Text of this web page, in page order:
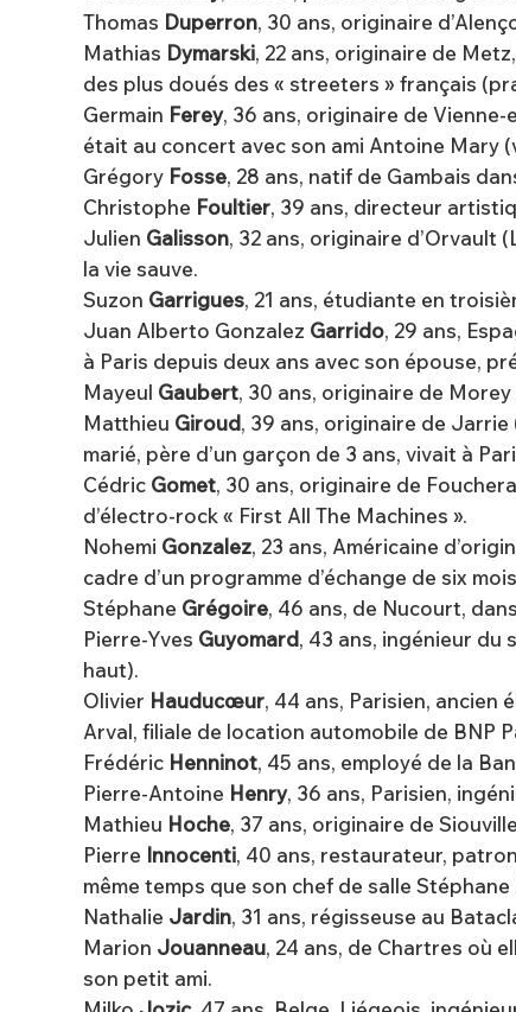
Thomas Duperron, 30 ans, originaire
Mathias Dymarski, 22 ans, originaire de
des plus doués des « streeters » français
Germain Ferey, 36 ans, originaire de
était au concert avec son ami Antoine Mary
Grégory Fosse, 28 ans, natif de Gambais
Christophe Foultier, 39 ans, directeur
Julien Galisson, 32 ans, originaire d’Orvault
la vie sauve.
Suzon Garrigues, 21 ans, étudiante en
Juan Alberto Gonzalez Garrido, 29 ans,
à Paris depuis deux ans avec son épouse,
Mayeul Gaubert, 30 ans, originaire de
Matthieu Giroud, 39 ans, originaire de Jarrie
marié, père d’un garçon de 3 ans, vivait à
Cédric Gomet, 30 ans, originaire de
d’électro-rock « First All The Machines ».
Nohemi Gonzalez, 23 ans, Américaine
cadre d’un programme d’échange de six
Stéphane Grégoire, 46 ans, de Nucourt,
Pierre-Yves Guyomard, 43 ans, ingénieur du
haut).
Olivier Hauducœur, 44 ans, Parisien, ancien
Arval, filiale de location automobile de BNP
Frédéric Henninot, 45 ans, employé de la
Pierre-Antoine Henry, 36 ans, Parisien,
Mathieu Hoche, 37 ans, originaire de
Pierre Innocenti, 40 ans, restaurateur,
même temps que son chef de salle
Nathalie Jardin, 31 ans, régisseuse au
Marion Jouanneau, 24 ans, de Chartres où
son petit ami.